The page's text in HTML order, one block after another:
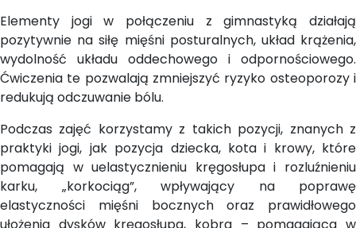
Elementy jogi w połączeniu z gimnastyką działają
pozytywnie na siłę mięśni posturalnych, układ krążenia,
wydolność układu oddechowego i odpornościowego.
Ćwiczenia te pozwalają zmniejszyć ryzyko osteoporozy i
redukują odczuwanie bólu.
Podczas zajęć korzystamy z takich pozycji, znanych z
praktyki jogi, jak pozycja dziecka, kota i krowy, które
pomagają w uelastycznieniu kręgosłupa i rozluźnieniu
karku, „korkociąg”, wpływający na poprawę
elastyczności mięśni bocznych oraz prawidłowego